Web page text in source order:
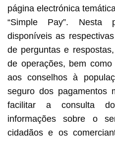
página electrónica
“Simple Pay”. Nesta
disponíveis as
de perguntas e
de operações, bem
aos conselhos à
seguro dos pagamentos
facilitar a consulta
informações sobre o
cidadãos e os